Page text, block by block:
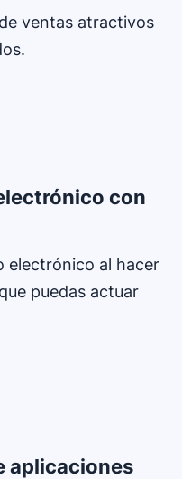
ventas atractivos
con
electrónico al hacer
puedas actuar
aplicaciones